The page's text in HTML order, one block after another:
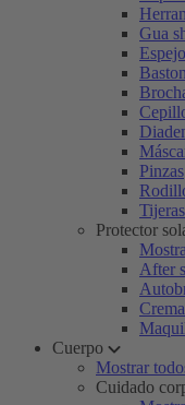
Gua
Pinzas
Protector
After
Cuerpo
Mostrar
Cuidado